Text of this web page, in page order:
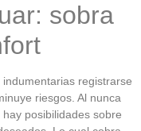
sobra
registrarse
riesgos. Al nunca
posibilidades sobre